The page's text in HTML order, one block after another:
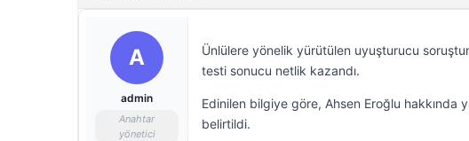
A
admin
Anahtar
yönetici
Ünlülere yönelik yürütülen uyuşturucu
testi sonucu netlik kazandı.
Edinilen bilgiye göre, Ahsen Eroğlu hakkında
belirtildi.